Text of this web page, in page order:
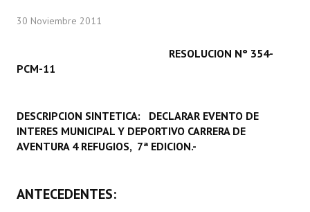
Comisiones Especiales
LEGISLACIÓN
Constitución Nacional
Carta Orgánica 2007
30 Noviembre 2011
RESOLUCION N° 354-
PCM-11
DESCRIPCION SINTETICA: DECLARAR EVENTO DE
INTERES MUNICIPAL Y DEPORTIVO CARRERA DE
AVENTURA 4 REFUGIOS, 7ª EDICION.-
ANTECEDENTES: